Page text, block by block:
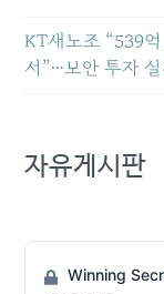
KT새노조 “539
서”…보안 투자
자유게시판
Winning